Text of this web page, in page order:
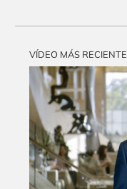
VÍDEO MÁS RECIENTE